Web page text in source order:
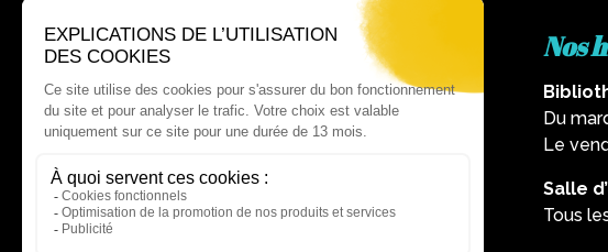
Où nous trouver ?
60 rue Victor Le Vigoureux,
97410 Saint Pierre
Nos
Du
Le
Salle
Tous